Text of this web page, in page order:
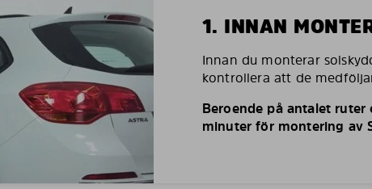
1. INNAN
Innan du monterar
kontrollera att de
Beroende på antalet ruter
minuter för montering av